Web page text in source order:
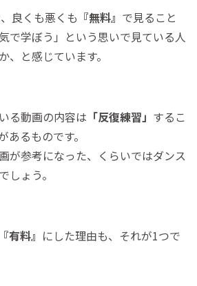
良くも悪くも 『無料』 で見ること
で学ぼう」という思いで見ている人
、と感じています。
る動画の内容は 「反復練習」 するこ
あるものです。
が参考になった、くらいではダンス
しょう。
『有料』 にした理由も、それが1つで